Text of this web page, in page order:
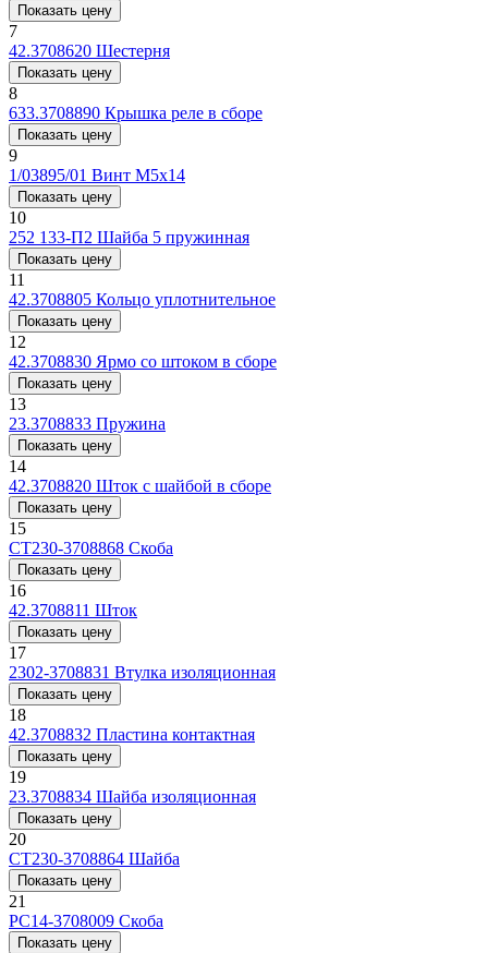
Показать цену
7
42.3708620 Шестерня
Показать цену
8
633.3708890 Крышка реле в сборе
Показать цену
9
1/03895/01 Винт М5х14
Показать цену
10
252 133-П2 Шайба 5 пружинная
Показать цену
11
42.3708805 Кольцо уплотнительное
Показать цену
12
42.3708830 Ярмо со штоком в сборе
Показать цену
13
23.3708833 Пружина
Показать цену
14
42.3708820 Шток с шайбой в сборе
Показать цену
15
СТ230-3708868 Скоба
Показать цену
16
42.3708811 Шток
Показать цену
17
2302-3708831 Втулка изоляционная
Показать цену
18
42.3708832 Пластина контактная
Показать цену
19
23.3708834 Шайба изоляционная
Показать цену
20
СТ230-3708864 Шайба
Показать цену
21
РС14-3708009 Скоба
Показать цену